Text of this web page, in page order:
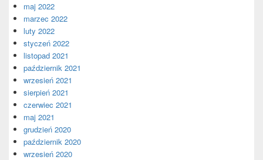
maj 2022
marzec 2022
luty 2022
styczeń 2022
listopad 2021
październik 2021
wrzesień 2021
sierpień 2021
czerwiec 2021
maj 2021
grudzień 2020
październik 2020
wrzesień 2020